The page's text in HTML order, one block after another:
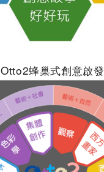
Otto2蜂巢式創意啟發